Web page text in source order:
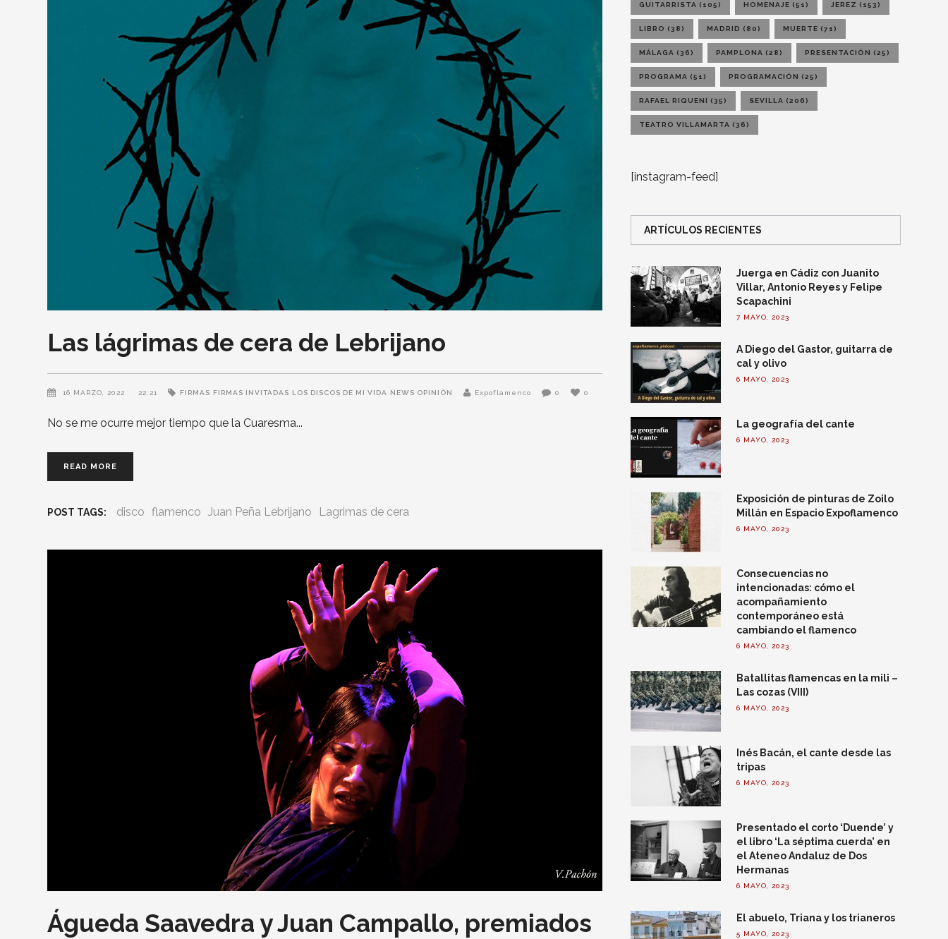
Las lágrimas de cera de Lebrijano
16 MARZO, 2022 22:21 FIRMAS FIRMAS INVITADAS LOS DISCOS DE MI VIDA NEWS OPINIÓN Expoflamenco 0 0
No se me ocurre mejor tiempo que la Cuaresma
READ MORE
POST TAGS: disco flamenco Juan Peña Lebrijano Lagrimas de cera
Águeda Saavedra y Juan Campallo, premiados
GUITARRISTA (105) HOMENAJE (51) JEREZ (153)
LIBRO (38) MADRID (80) MUERTE (71)
MÁLAGA (36) PAMPLONA (28) PRESENTACIÓN (25)
PROGRAMA (51) PROGRAMACIÓN (25)
RAFAEL RIQUENI (35) SEVILLA (206)
TEATRO VILLAMARTA (36)
[instagram-feed]
ARTÍCULOS RECIENTES
Juerga en Cádiz con Juanito
Villar, Antonio Reyes y Felipe
Scapachini
7 MAYO, 2023
A Diego del Gastor, guitarra de
cal y olivo
6 MAYO, 2023
La geografía del cante
6 MAYO, 2023
Exposición de pinturas de Zoilo
Millán en Espacio Expoflamenco
6 MAYO, 2023
Consecuencias no
intencionadas: cómo el
acompañamiento
contemporáneo está
cambiando el flamenco
6 MAYO, 2023
Batallitas flamencas en la mili –
Las cozas (VIII)
6 MAYO, 2023
Inés Bacán, el cante desde las
tripas
6 MAYO, 2023
Presentado el corto ‘Duende’ y
el libro ‘La séptima cuerda’ en
el Ateneo Andaluz de Dos
Hermanas
6 MAYO, 2023
El abuelo, Triana y los trianeros
5 MAYO, 2023